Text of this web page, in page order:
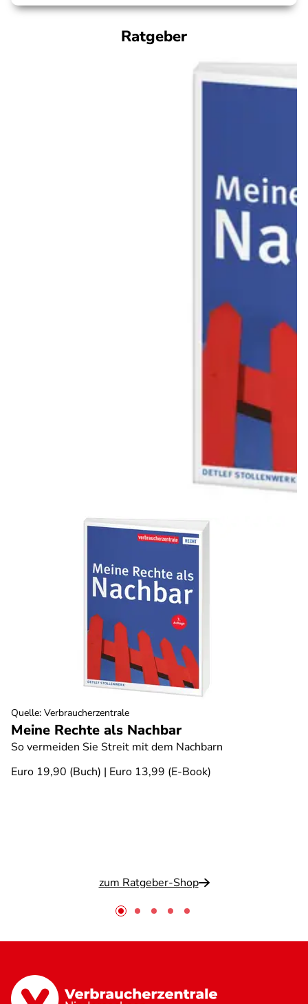
Ratgeber
Meine Rechte als Nachbar
So vermeiden Sie Streit mit dem Nachbarn
Euro 19,90 (Buch) | Euro 13,99 (E-Book)
zum Ratgeber-Shop
Quelle: Verbraucherzentrale